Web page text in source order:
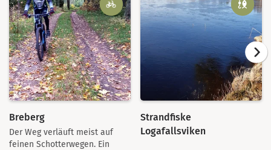
Breberg
Der Weg verläuft meist auf
feinen Schotterwegen. Ein
Strandfiske
Logafallsviken